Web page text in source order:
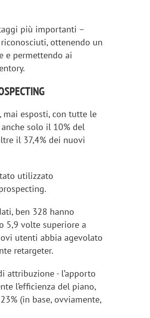
più importanti –
ottenendo un
e permettendo ai
mai esposti, con tutte le
solo il 10% del
il 37,4% dei nuovi
utilizzato
ben 328 hanno
5,9 volte superiore a
utenti abbia agevolato
retargeter.
attribuzione - l’apporto
l’efficienza del piano,
(in base, ovviamente,